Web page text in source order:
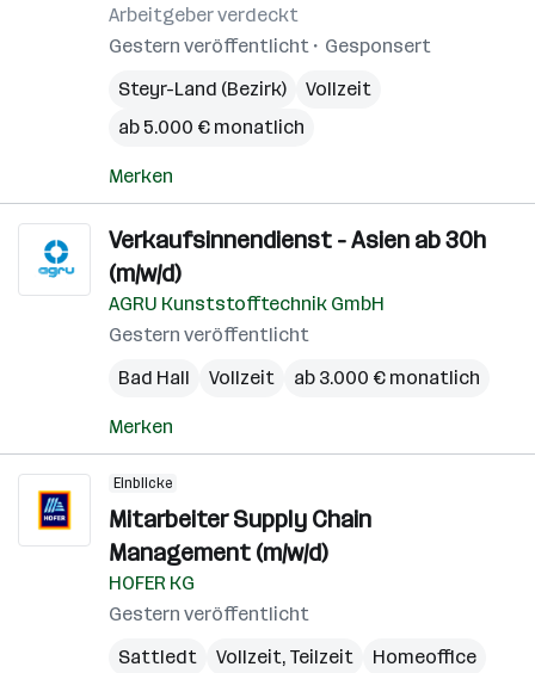
Arbeitgeber verdeckt
Gestern veröffentlicht
Gesponsert
Steyr-Land (Bezirk)
Vollzeit
ab 5.000 € monatlich
Merken
Verkaufsinnendienst - Asien ab 30h
(m/w/d)
AGRU Kunststofftechnik GmbH
Gestern veröffentlicht
Bad Hall
Vollzeit ab 3.000 € monatlich
Merken
Einblicke
Mitarbeiter Supply Chain
Management (m/w/d)
HOFER KG
Gestern veröffentlicht
Sattledt
Vollzeit, Teilzeit
Homeoffice